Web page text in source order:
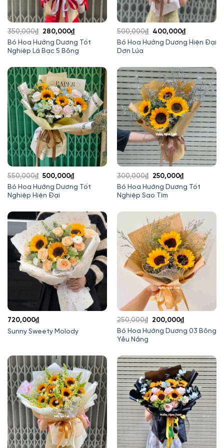
Bó Hoa Hướng Dương Tốt
Nghiệp Lá Bạc 5 Bông
350,000₫
Giá
gốc
là:
280,000₫Giá
hiện
tại
280,000₫.
Bó Hoa Hướng Dương Hiện Đại
Dơn Lúa
500,000₫
Giá
gốc
400,000₫Giá
hiện
400,000₫.
Bó Hoa Hướng Dương Tốt
Nghiệp Hiện Đại
550,000₫ Giá
gốc
là:
500,000₫Giá
hiện
500,000₫.
Bó Hoa Hướng Dương Tốt
Nghiệp Sao Tím
300,000₫
Giá
gốc
là:
250,000₫Giá
hiện
250,000₫.
Sunny Sweety Molody
720,000₫
Bó Hoa Hướng Dương 03 Bông
Yêu Nắng
250,000₫
Giá
gốc
200,000₫Giá
hiện
200,000₫.